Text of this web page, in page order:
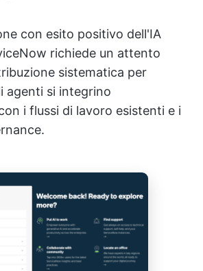
con esito positivo dell'IA
richiede un attento
sistematica per
agenti si integrino
i flussi di lavoro esistenti e i